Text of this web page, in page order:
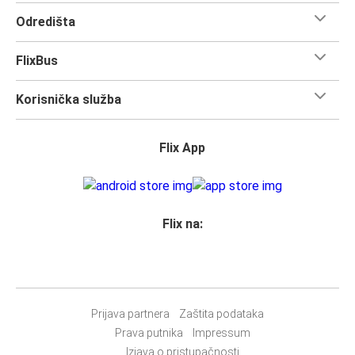
Odredišta
FlixBus
Korisnička služba
Flix App
Flix na:
Prijava partnera
Zaštita podataka
Prava putnika
Impressum
Izjava o pristupačnosti